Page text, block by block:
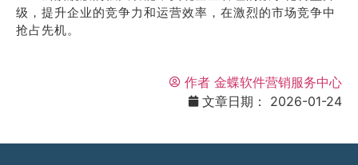
级，提升企业的竞争力和运营效率，在激烈的市场竞争中
抢占先机。
作者 金蝶软件营销服务中心
文章日期：
2026-01-24